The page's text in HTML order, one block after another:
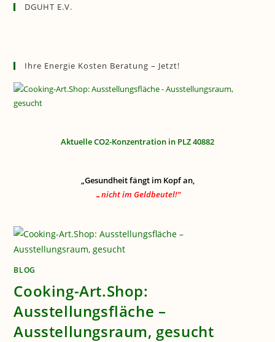
DGUHT E.V.
Ihre Energie Kosten Beratung – Jetzt!
Aktuelle CO2-Konzentration in PLZ 40882
„Gesundheit fängt im Kopf an,
…nicht im Geldbeutel!“
BLOG
Cooking-Art.Shop:
Ausstellungsfläche –
Ausstellungsraum, gesucht